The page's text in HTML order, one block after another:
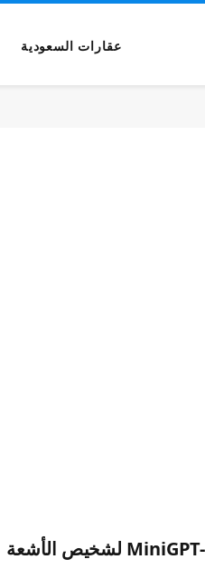
عقارات السعودية
“سدايا” و”كاوست” تُطلقان نموذج MiniGPT-Med لشخيص الأشعة